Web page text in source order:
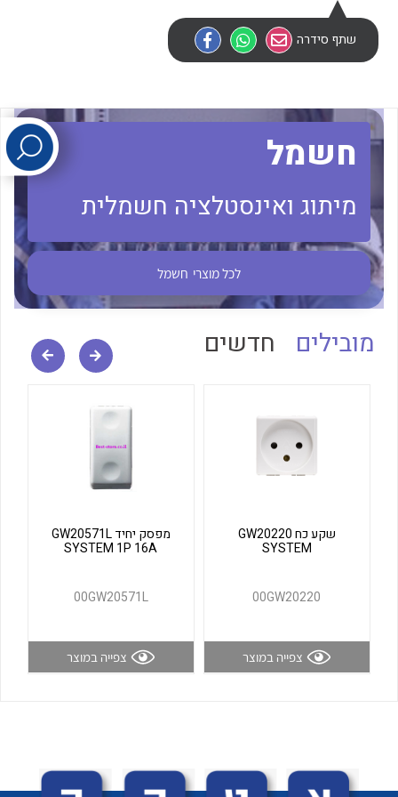
לכל מוצרי היצרן
לכל מוצרי היצרן לכל מוצרי היצרן
שתף סידרה
חשמל
מיתוג ואינסטלציה חשמלית
לכל מוצרי חשמל
מובילים חדשים
שקע כח GW20220
SYSTEM
00GW20220
צפייה במוצר
מפסק יחיד GW20571L
SYSTEM 1P 16A
00GW20571L
צפייה במוצר